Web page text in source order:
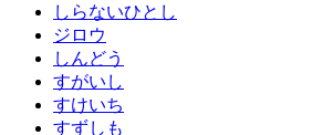
しらないひとし
ジロウ
しんどう
すがいし
すけいち
すずしも